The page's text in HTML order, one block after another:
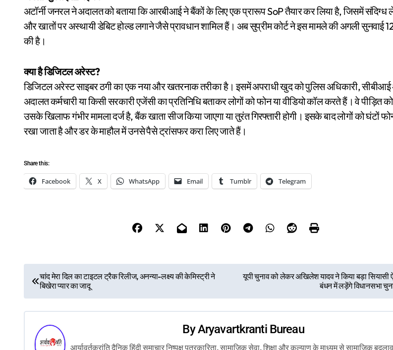
अटॉर्नी जनरल ने अदालत को बताया कि आरबीआई ने बैंकों के लिए एक प्रारूप SoP तैयार कर लिया है, जिसमें संदिग्ध
और खातों पर अस्थायी डेबिट होल्ड लगाने जैसे प्रावधान शामिल हैं। अब सुप्रीम कोर्ट ने इस मामले की अगली सुनवाई
की है।
क्या है डिजिटल अरेस्ट?
डिजिटल अरेस्ट साइबर ठगी का एक नया और खतरनाक तरीका है। इसमें अपराधी खुद को पुलिस अधिकारी, सीबीआई
अदालत कर्मचारी या किसी सरकारी एजेंसी का प्रतिनिधि बताकर लोगों को फोन या वीडियो कॉल करते हैं। वे पीड़ित
उसके खिलाफ गंभीर मामला दर्ज है, बैंक खाता सीज किया जाएगा या तुरंत गिरफ्तारी होगी। इसके बाद लोगों को घंटों
रखा जाता है और डर के माहौल में उनसे पैसे ट्रांसफर करा लिए जाते हैं।
Share this:
Facebook X WhatsApp Email Tumblr Telegram
o
s
चांद मेरा दिल का टाइटल ट्रैक रिलीज, अनन्या-लक्ष्य की केमिस्ट्री ने
बिखेरा प्यार का जादू
यूपी चुनाव को लेकर अखिलेश यादव ने किया बड़ा सियासी
बंधन में लड़ेंगे विधानसभा
ByAryavartkranti Bureau
आर्यावर्तक्रांति दैनिक हिंदी समाचार निष्पक्ष पत्रकारिता, सामाजिक सेवा, शिक्षा और कल्याण के माध्यम से सामाजिक